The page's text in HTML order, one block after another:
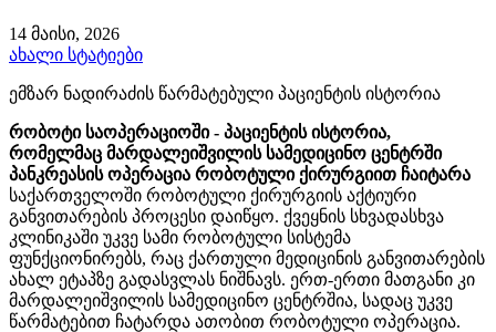
14 მაისი, 2026
ახალი სტატიები
ემზარ ნადირაძის წარმატებული პაციენტის ისტორია
რობოტი საოპერაციოში - პაციენტის ისტორია,
რომელმაც მარდალეიშვილის სამედიცინო ცენტრში
პანკრეასის ოპერაცია რობოტული ქირურგიით ჩაიტარა
საქართველოში რობოტული ქირურგიის აქტიური
განვითარების პროცესი დაიწყო. ქვეყნის სხვადასხვა
კლინიკაში უკვე სამი რობოტული სისტემა
ფუნქციონირებს, რაც ქართული მედიცინის განვითარების
ახალ ეტაპზე გადასვლას ნიშნავს. ერთ-ერთი მათგანი კი
მარდალეიშვილის სამედიცინო ცენტრშია, სადაც უკვე
წარმატებით ჩატარდა ათობით რობოტული ოპერაცია.